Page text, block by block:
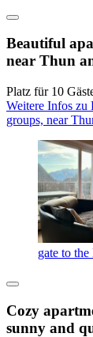
Beautiful
near Thun
Platz für 10
Weitere Infos zu
groups, near
gate to
Cozy
sunny and